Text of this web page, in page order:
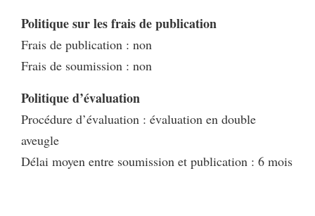
Politique sur les frais de publication
Frais de publication : non
Frais de soumission : non
Politique d’évaluation
Procédure d’évaluation : évaluation en double
aveugle
Délai moyen entre soumission et publication : 6 mois